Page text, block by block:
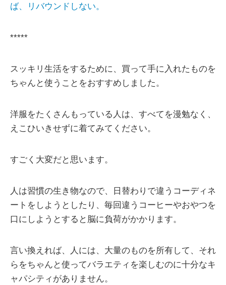
ば、リバウンドしない。
*****
スッキリ生活をするために、買って手に入れたものを
ちゃんと使うことをおすすめしました。
洋服をたくさんもっている人は、すべてを漫勉なく、
えこひいきせずに着てみてください。
すごく大変だと思います。
人は習慣の生き物なので、日替わりで違うコーディネ
ートをしようとしたり、毎回違うコーヒーやおやつを
口にしようとすると脳に負荷がかかります。
言い換えれば、人には、大量のものを所有して、それ
らをちゃんと使ってバラエティを楽しむのに十分なキ
ャパシティがありません。